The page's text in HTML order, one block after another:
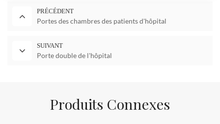
PRÉCÉDENT
Portes des chambres des patients d'hôpital
SUIVANT
Porte double de l'hôpital
Produits Connexes